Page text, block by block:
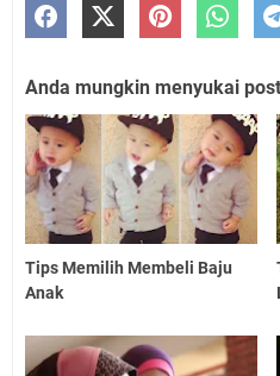
Anda mungkin menyukai
Tips Memilih Membeli Baju
Anak